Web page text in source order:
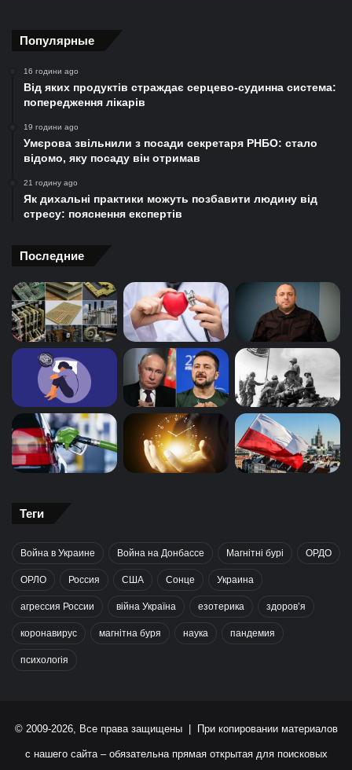
Популярные
16 години ago
Від яких продуктів страждає серцево-судинна система:
попередження лікарів
19 години ago
Умєрова звільнили з посади секретаря РНБО: стало
відомо, яку посаду він отримав
21 годину ago
Як дихальні практики можуть позбавити людину від
стресу: пояснення експертів
Последние
Теги
Война в Украине Война на Донбассе Магнітні бурі ОРДО
ОРЛО Россия США Сонце Украина
агрессия России війна Україна езотерика здоров’я
коронавирус магнітна буря наука пандемия
психологія
© 2009-2026, Все права защищены | При копировании материалов
с нашего сайта – обязательна прямая открытая для поисковых